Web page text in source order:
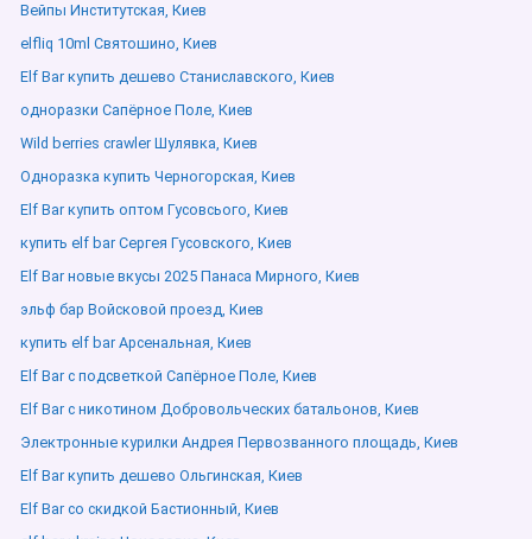
Вейпы Институтская, Киев
elfliq 10ml Святошино, Киев
Elf Bar купить дешево Станиславского, Киев
одноразки Сапёрное Поле, Киев
Wild berries crawler Шулявка, Киев
Одноразка купить Черногорская, Киев
Elf Bar купить оптом Гусовсього, Киев
купить elf bar Сергея Гусовского, Киев
Elf Bar новые вкусы 2025 Панаса Мирного, Киев
эльф бар Войсковой проезд, Киев
купить elf bar Арсенальная, Киев
Elf Bar с подсветкой Сапёрное Поле, Киев
Elf Bar с никотином Добровольческих батальонов, Киев
Электронные курилки Андрея Первозванного площадь, Киев
Elf Bar купить дешево Ольгинская, Киев
Elf Bar со скидкой Бастионный, Киев